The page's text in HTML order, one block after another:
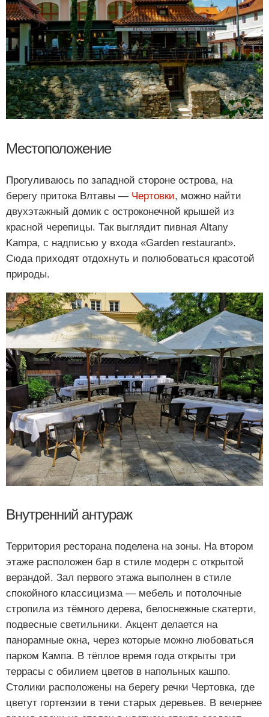
Местоположение
Прогуливаюсь по западной стороне острова, на
берегу притока Влтавы — Чертовки, можно найти
двухэтажный домик с остроконечной крышей из
красной черепицы. Так выглядит пивная Altany
Kampa, с надписью у входа «Garden restaurant».
Сюда приходят отдохнуть и полюбоваться красотой
природы.
Внутренний антураж
Территория ресторана поделена на зоны. На втором
этаже расположен бар в стиле модерн с открытой
верандой. Зал первого этажа выполнен в стиле
спокойного классицизма — мебель и потолочные
стропила из тёмного дерева, белоснежные скатерти,
подвесные светильники. Акцент делается на
панорамные окна, через которые можно любоваться
парком Кампа. В тёплое время года открыты три
террасы с обилием цветов в напольных кашпо.
Столики расположены на берегу речки Чертовка, где
цветут гортензии в тени старых деревьев. В вечернее